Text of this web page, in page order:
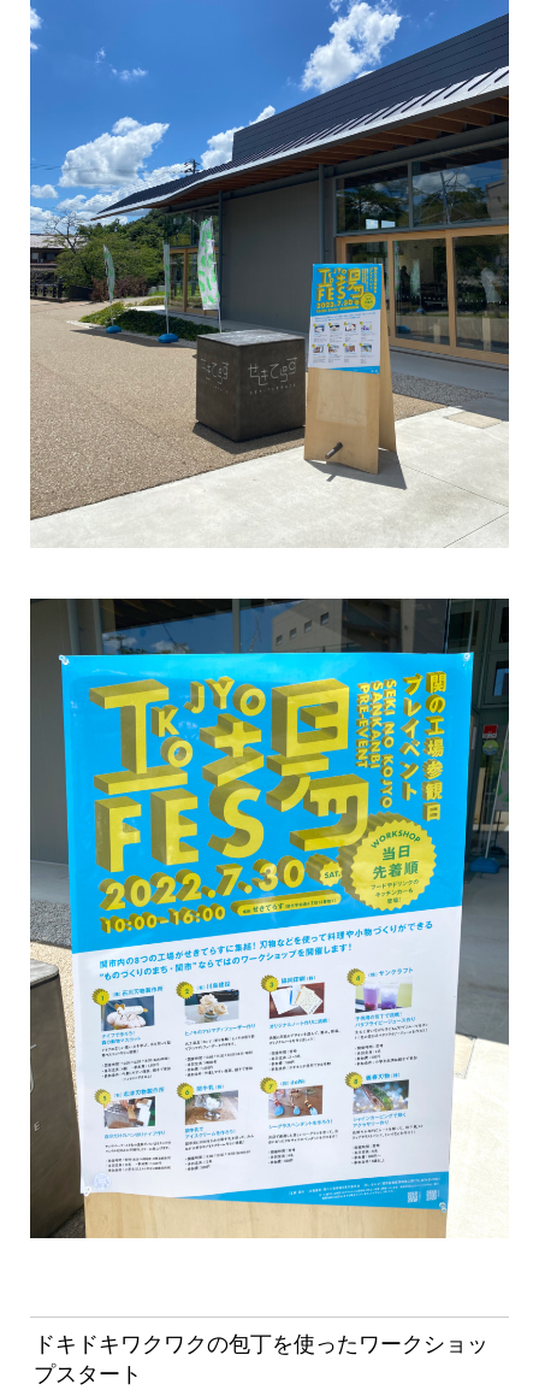
ドキドキワクワクの包丁を使ったワークショッ
プスタート